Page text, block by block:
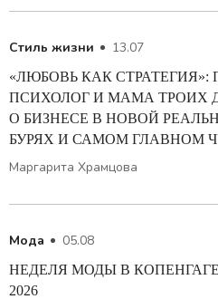
Стиль жизни 13.07
«ЛЮБОВЬ КАК
ПСИХОЛОГ И МАМА ТРОИХ
О БИЗНЕСЕ В НОВОЙ
БУРЯХ И САМОМ ГЛАВНОМ
Маргарита Храмцова
Мода 05.08
НЕДЕЛЯ МОДЫ В
2026